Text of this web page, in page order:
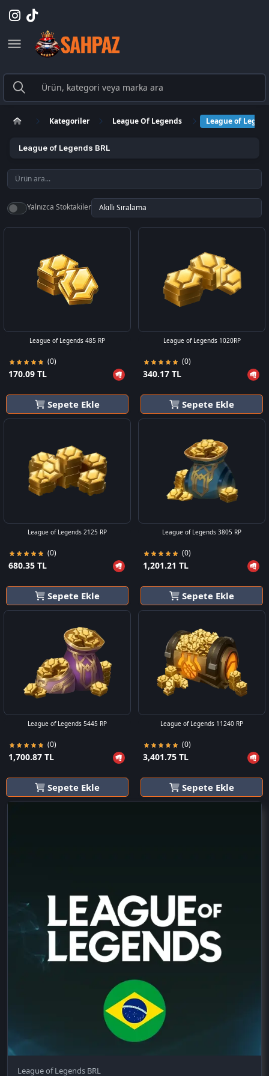
Kategoriler League Of Legends League of
League of Legends BRL
Yalnızca Stoktakiler
League of Legends 485 RP
(0)
170.09 TL
Sepete Ekle
League of Legends 1020RP
(0)
340.17 TL
Sepete Ekle
League of Legends 2125 RP
(0)
680.35 TL
Sepete Ekle
League of Legends 3805 RP
(0)
1,201.21 TL
Sepete Ekle
League of Legends 5445 RP
(0)
1,700.87 TL
Sepete Ekle
League of Legends 11240 RP
(0)
3,401.75 TL
Sepete Ekle
League of Legends BRL